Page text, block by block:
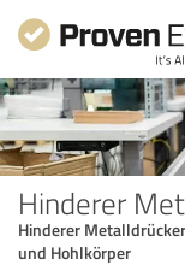
Hinderer
Hinderer
und Hohlkörper